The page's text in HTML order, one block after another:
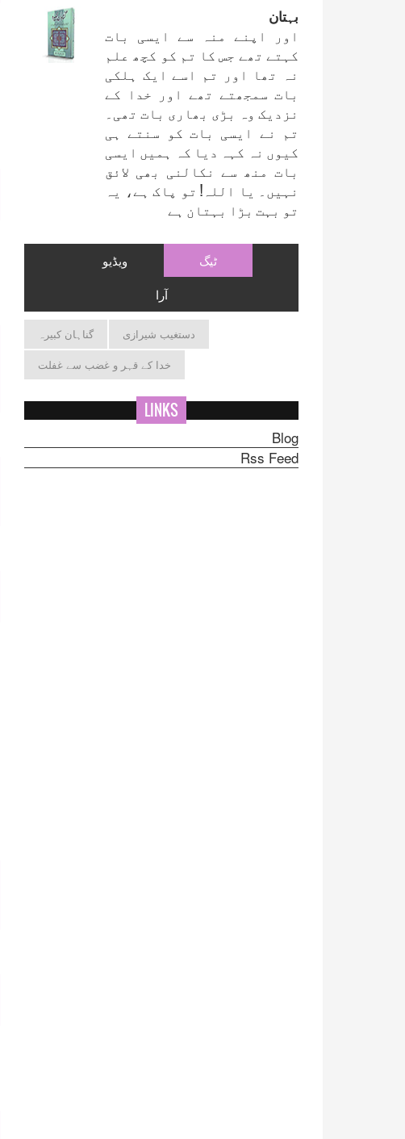
بہتان
اور اپنے منہ سے ایسی بات
کہتے تھے جس کا تم کو کچھ علم
نہ تھا اور تم اسے ایک ہلکی
بات سمجھتے تھے اور خدا کے
نزدیک وہ بڑی بھاری بات تھی۔
تم نے ایسی بات کو سنتے ہی
کیوں نہ کہہ دیا کہ ہمیں ایسی
بات منھ سے نکالنی بھی ﻻئق
نہیں۔ یا اللہ! تو پاک ہے، یہ
تو بہت بڑا بہتان ہے
ٹیگ
ویڈیو
آرا
گناہان کبیرہ
دستغیب شیرازی
خدا کے قہر و غضب سے غفلت
LINKS
Blog
Rss Feed